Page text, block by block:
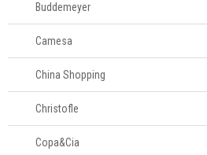
Quadros
Relógios
Saladeiras
Buddemeyer
Camesa
China Shopping
Christofle
Copa&Cia